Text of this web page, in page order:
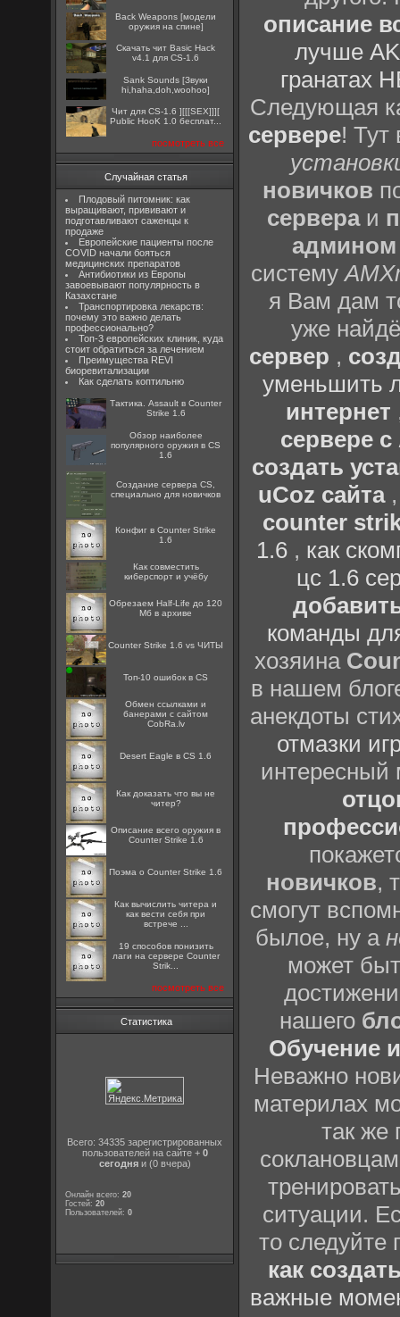
Back Weapons [модели
оружия на спине]
Скачать чит Basic Hack
v4.1 для CS-1.6
Sank Sounds [Звуки
hi,haha,doh,woohoo]
Чит для CS-1.6 ][[[SEX]]][
Public HooK 1.0 бесплат...
посмотреть все
Случайная статья
Плодовый питомник: как
выращивают, прививают и
подготавливают саженцы к
продаже
Европейские пациенты после
COVID начали бояться
медицинских препаратов
Антибиотики из Европы
завоевывают популярность в
Казахстане
Транспортировка лекарств:
почему это важно делать
профессионально?
Топ-3 европейских клиник, куда
стоит обратиться за лечением
Преимущества REVI
биоревитализации
Как сделать коптильню
Тактика. Assault в Counter
Strike 1.6
Обзор наиболее
популярного оружия в CS
1.6
Создание сервера CS,
специально для новичков
Конфиг в Counter Strike
1.6
Как совместить
киберспорт и учёбу
Обрезаем Half-Life до 120
Мб в архиве
Counter Strike 1.6 vs ЧИТЫ
Топ-10 ошибок в CS
Oбмен ссылками и
банерами с сайтом
CobRa.lv
Desert Eagle в CS 1.6
Как доказать что вы не
читер?
Описание всего оружия в
Counter Strike 1.6
Поэма о Counter Strike 1.6
Как вычислить читера и
как вести себя при
встрече ...
19 способов понизить
лаги на сервере Counter
Strik...
посмотреть все
Статистика
Всего: 34335 зарегистрированных
пользователей на сайте + 0
сегодняи (0 вчера)
Онлайн всего:20
Гостей:20
Пользователей:0
описание
лучше
гранатах
Следующая
сервере! Тут
новичков
сервераи
админом
систему
я Вам дам
уже
сервер ,
уменьшить
интернет
сервере
создать
uCoz сайта
counter
1.6, как
цс 1.6
команды
хозяина
в нашем
анекдоты
отмазки
интересный
новичков,
смогут
былое, ну а
может
нашего
Обучение
Неважно
материлах
так же
ситуации.
то
как
важные